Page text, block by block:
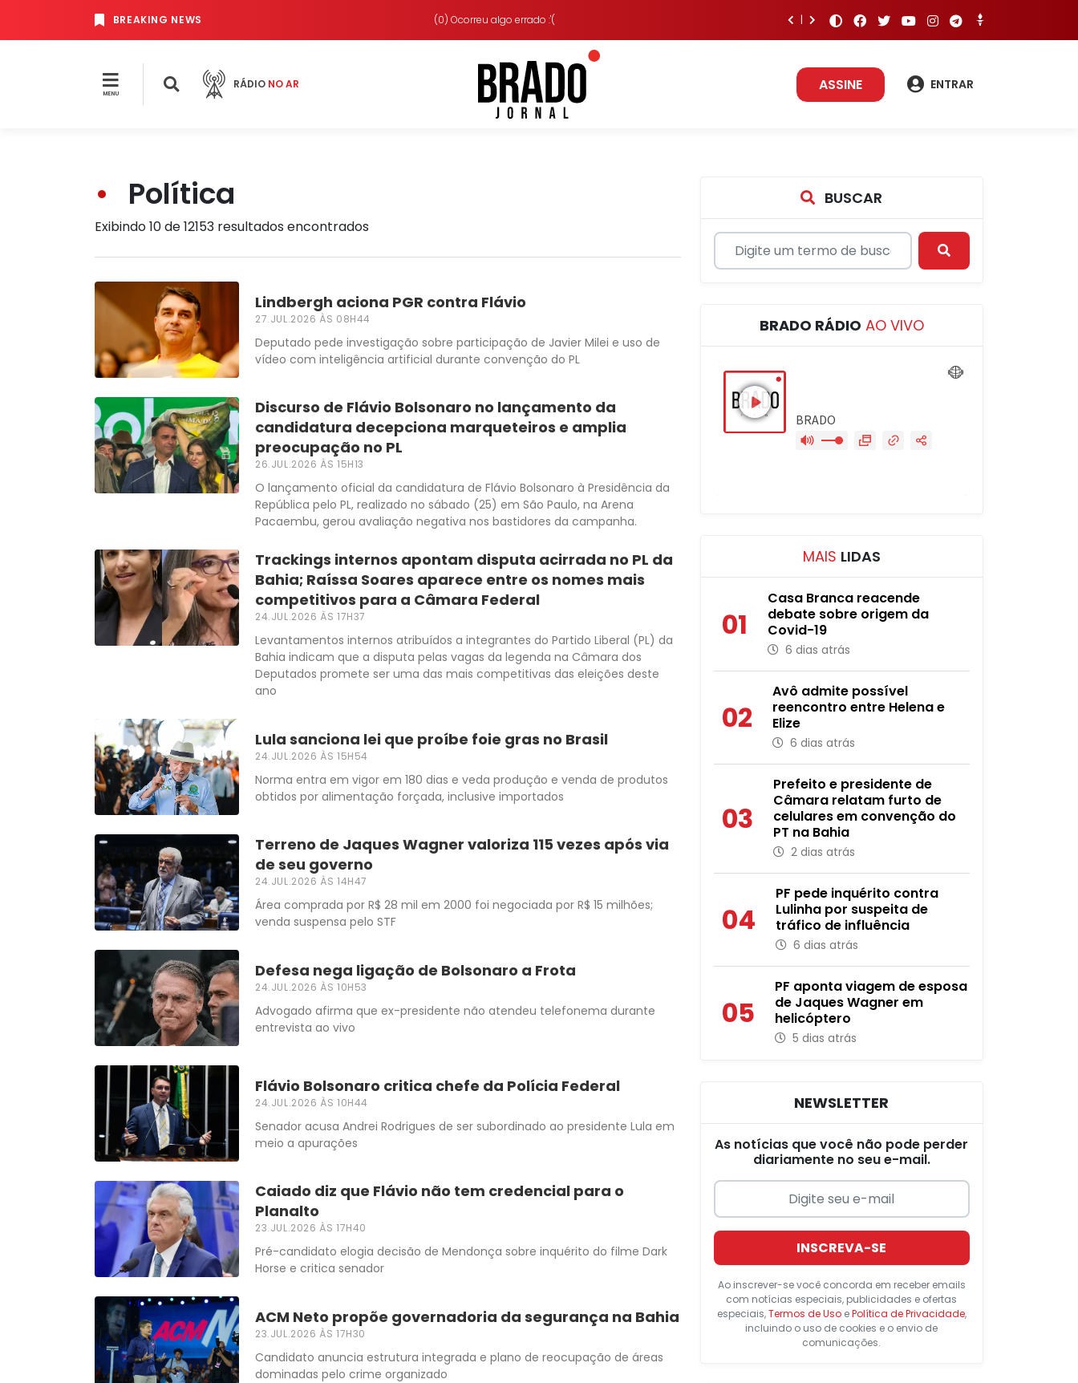
BREAKING NEWS (0) Ocorreu algo errado :'(
MENU
RÁDIO NO AR ASSINE ENTRAR
Política
Exibindo 10 de 12153 resultados encontrados
Lindbergh aciona PGR contra Flávio
27.JUL.2026 ÀS 08H44
Deputado pede investigação sobre participação de Javier Milei e uso de
vídeo com inteligência artificial durante convenção do PL
Discurso de Flávio Bolsonaro no lançamento da
candidatura decepciona marqueteiros e amplia
preocupação no PL
26.JUL.2026 ÀS 15H13
O lançamento oficial da candidatura de Flávio Bolsonaro à Presidência da
República pelo PL, realizado no sábado (25) em São Paulo, na Arena
Pacaembu, gerou avaliação negativa nos bastidores da campanha.
Trackings internos apontam disputa acirrada no PL da
Bahia; Raíssa Soares aparece entre os nomes mais
competitivos para a Câmara Federal
24.JUL.2026 ÀS 17H37
Levantamentos internos atribuídos a integrantes do Partido Liberal (PL) da
Bahia indicam que a disputa pelas vagas da legenda na Câmara dos
Deputados promete ser uma das mais competitivas das eleições deste
ano
Lula sanciona lei que proíbe foie gras no Brasil
24.JUL.2026 ÀS 15H54
Norma entra em vigor em 180 dias e veda produção e venda de produtos
obtidos por alimentação forçada, inclusive importados
Terreno de Jaques Wagner valoriza 115 vezes após via
de seu governo
24.JUL.2026 ÀS 14H47
Área comprada por R$ 28 mil em 2000 foi negociada por R$ 15 milhões;
venda suspensa pelo STF
Defesa nega ligação de Bolsonaro a Frota
24.JUL.2026 ÀS 10H53
Advogado afirma que ex-presidente não atendeu telefonema durante
entrevista ao vivo
Flávio Bolsonaro critica chefe da Polícia Federal
24.JUL.2026 ÀS 10H44
Senador acusa Andrei Rodrigues de ser subordinado ao presidente Lula em
meio a apurações
Caiado diz que Flávio não tem credencial para o
Planalto
23.JUL.2026 ÀS 17H40
Pré-candidato elogia decisão de Mendonça sobre inquérito do filme Dark
Horse e critica senador
ACM Neto propõe governadoria da segurança na Bahia
23.JUL.2026 ÀS 17H30
Candidato anuncia estrutura integrada e plano de reocupação de áreas
dominadas pelo crime organizado
BUSCAR
BRADO RÁDIO AO VIVO
MAIS LIDAS
01
Casa Branca reacende
debate sobre origem da
Covid-19
6 dias atrás
02
Avô admite possível
reencontro entre Helena e
Elize
6 dias atrás
03
Prefeito e presidente de
Câmara relatam furto de
celulares em convenção do
PT na Bahia
2 dias atrás
04
PF pede inquérito contra
Lulinha por suspeita de
tráfico de influência
6 dias atrás
05
PF aponta viagem de esposa
de Jaques Wagner em
helicóptero
5 dias atrás
NEWSLETTER
As notícias que você não pode perder
diariamente no seu e-mail.
INSCREVA-SE
Ao inscrever-se você concorda em receber emails
com notícias especiais, publicidades e ofertas
especiais,Termos de UsoePolítica de Privacidade,
incluindo o uso de cookies e o envio de
comunicações.